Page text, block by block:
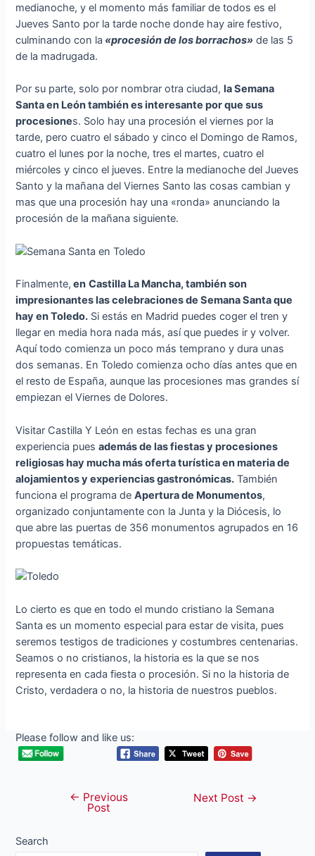
medianoche, y el momento más familiar de todos es el
Jueves Santo por la tarde noche donde hay aire festivo,
culminando con la «procesión de los borrachos» de las 5
de la madrugada.
Por su parte, solo por nombrar otra ciudad,la Semana
Santa en León también es interesante por que sus
procesiones. Solo hay una procesión el viernes por la
tarde, pero cuatro el sábado y cinco el Domingo de Ramos,
cuatro el lunes por la noche, tres el martes, cuatro el
miércoles y cinco el jueves. Entre la medianoche del Jueves
Santo y la mañana del Viernes Santo las cosas cambian y
mas que una procesión hay una «ronda» anunciando la
procesión de la mañana siguiente.
Finalmente, en Castilla La Mancha, también son
impresionantes las celebraciones de Semana Santa que
hay en Toledo. Si estás en Madrid puedes coger el tren y
llegar en media hora nada más, así que puedes ir y volver.
Aquí todo comienza un poco más temprano y dura unas
dos semanas. En Toledo comienza ocho días antes que en
el resto de España, aunque las procesiones mas grandes sí
empiezan el Viernes de Dolores.
Visitar Castilla Y León en estas fechas es una gran
experiencia puesademás de las fiestas y procesiones
religiosas hay mucha más oferta turística en materia de
alojamientos y experiencias gastronómicas. También
funciona el programa deApertura de Monumentos,
organizado conjuntamente con la Junta y la Diócesis, lo
que abre las puertas de 356 monumentos agrupados en 16
propuestas temáticas.
Lo cierto es que en todo el mundo cristiano la Semana
Santa es un momento especial para estar de visita, pues
seremos testigos de tradiciones y costumbres centenarias.
Seamos o no cristianos, la historia es la que se nos
representa en cada fiesta o procesión. Si no la historia de
Cristo, verdadera o no, la historia de nuestros pueblos.
Please follow and like us:
navigation
← Previous
Post
Next Post →
Search